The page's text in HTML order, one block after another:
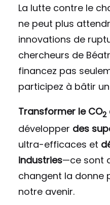
La lutte contre le
ne peut plus
innovations de
chercheurs de
financez pas
participez à bâtir
Transformer le CO2
développer des
ultra-efficaces et
industries—ce sont
changent la donne
notre avenir.